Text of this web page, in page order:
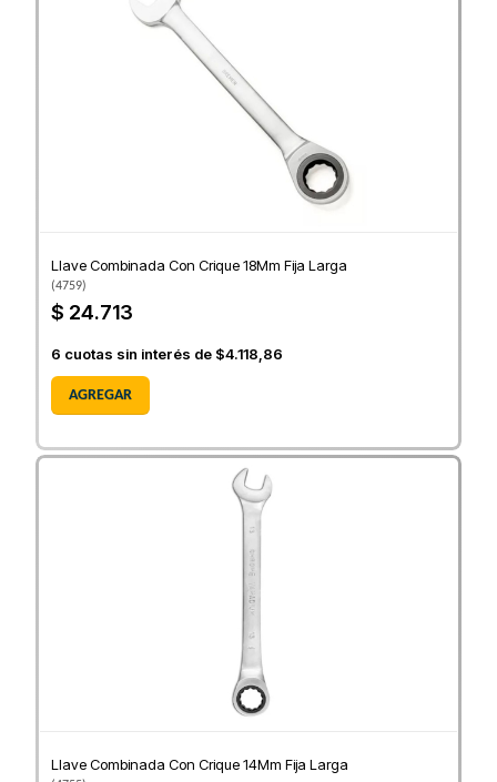
Llave Combinada Con Crique 18Mm Fija Larga
(4759)
$ 24.713
6 cuotas sin interés de $4.118,86
AGREGAR
Llave Combinada Con Crique 14Mm Fija Larga